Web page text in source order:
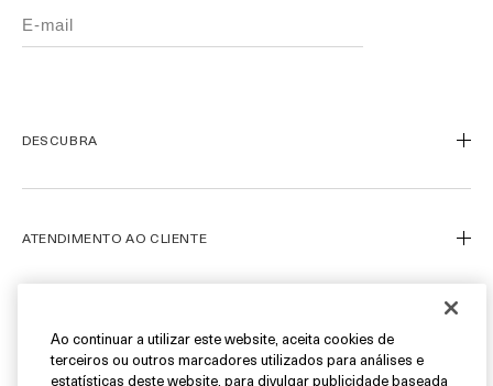
DESCUBRA
Nossa Arte
Ofertas
ATENDIMENTO AO CLIENTE
Fale Conosco
Personal Shopper
SIGA-NOS
Ao continuar a utilizar este website, aceita cookies de
terceiros ou outros marcadores utilizados para análises e
estatísticas deste website, para divulgar publicidade baseada